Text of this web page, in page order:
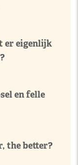
er eigenlijk
en felle
the better?